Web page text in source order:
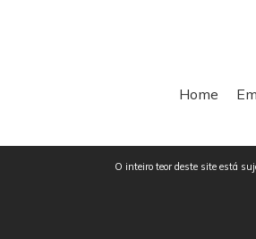
Home
O inteiro teor deste site está